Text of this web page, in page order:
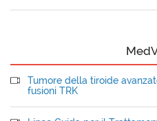
Tumore della tiroide
fusioni TRK